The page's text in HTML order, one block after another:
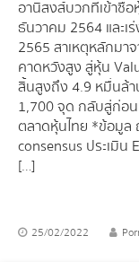
อานิสงส์บวกที่เข้าซื้
ธันวาคม 2564 และ
2565 สาเหตุหลักม
คาดหวังสูง สู่หุ้น
สิ้นสูงถึง 4.9 หมื่นล้า
1,700 จุด กลับสู่ก่อ
ตลาดหุ้นไทย *ข้อมู
consensus ประเมิน
[…]
25/02/2022